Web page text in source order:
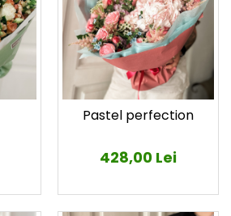
Pastel perfection
428,00 Lei